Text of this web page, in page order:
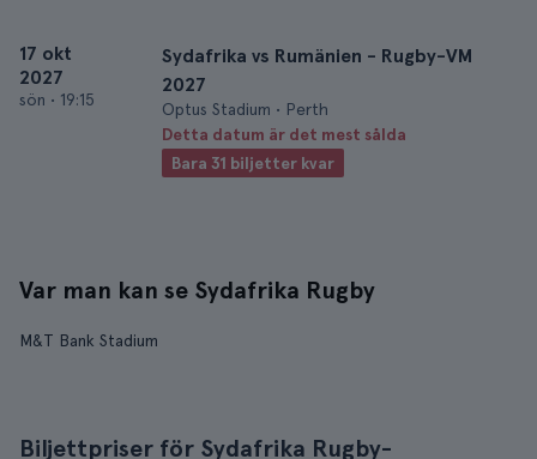
17 okt
2027
sön • 19:15
Sydafrika vs Rumänien - Rugby-VM
2027
Optus Stadium • Perth
Detta datum är det mest sålda
Bara 31 biljetter kvar
Var man kan se Sydafrika Rugby
M&T Bank Stadium
Biljettpriser för Sydafrika Rugby-